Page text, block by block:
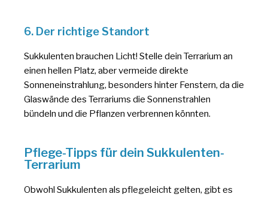
6. Der richtige Standort
Sukkulenten brauchen Licht! Stelle dein Terrarium an
einen hellen Platz, aber vermeide direkte
Sonneneinstrahlung, besonders hinter Fenstern, da die
Glaswände des Terrariums die Sonnenstrahlen
bündeln und die Pflanzen verbrennen könnten.
Pflege-Tipps für dein Sukkulenten-
Terrarium
Obwohl Sukkulenten als pflegeleicht gelten, gibt es